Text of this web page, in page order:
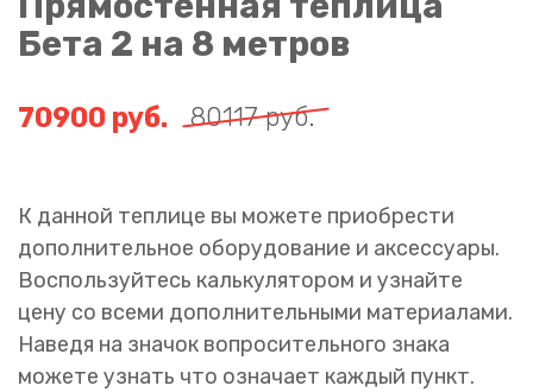
Бета 2 на 8 метров
80117руб.
70900 руб.
К данной теплице вы можете приобрести
дополнительное оборудование и аксессуары.
Воспользуйтесь калькулятором и узнайте
цену со всеми дополнительными материалами.
Наведя на значок вопросительного знака
можете узнать что означает каждый пункт.